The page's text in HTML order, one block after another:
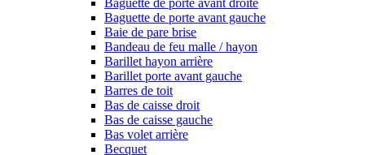
Baguette de porte avant droite
Baguette de porte avant gauche
Baie de pare brise
Bandeau de feu malle / hayon
Barillet hayon arrière
Barillet porte avant gauche
Barres de toit
Bas de caisse droit
Bas de caisse gauche
Bas volet arrière
Becquet